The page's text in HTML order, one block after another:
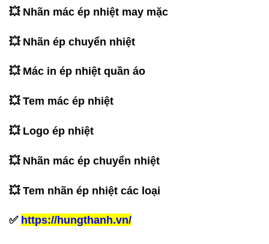
💥 Nhãn mác ép nhiệt may mặc
💥 Nhãn ép chuyển nhiệt
💥 Mác in ép nhiệt quần áo
💥 Tem mác ép nhiệt
💥 Logo ép nhiệt
💥 Nhãn mác ép chuyển nhiệt
💥 Tem nhãn ép nhiệt các loại
✅ https://hungthanh.vn/